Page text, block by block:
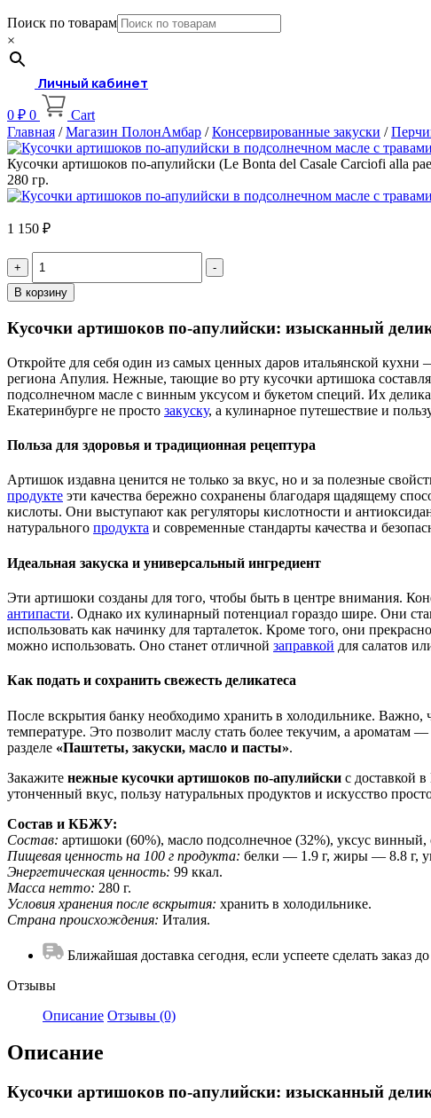
Поиск по товарам
×
Личный кабинет
0 ₽ 0
Cart
Главная /Магазин ПолонАмбар /Консервированные закуски /
Кусочки артишоков по-апулийски (Le Bonta del Casale Carciofi alla
280 гр.
1 150 ₽
Quantity
В корзину
Кусочки артишоков по-апулийски: изысканный
Откройте для себя один из самых ценных даров итальянской кухни
региона Апулия. Нежные, тающие во рту кусочки артишока
подсолнечном масле с винным уксусом и букетом специй. Их
Екатеринбурге не просто закуску, а кулинарное путешествие и
Польза для здоровья и традиционная рецептура
Артишок издавна ценится не только за вкус, но и за полезные
продукте эти качества бережно сохранены благодаря щадящему
кислоты. Они выступают как регуляторы кислотности и
натурального продукта и современные стандарты качества и
Идеальная закуска и универсальный ингредиент
Эти артишоки созданы для того, чтобы быть в центре внимания.
антипасти. Однако их кулинарный потенциал гораздо шире. Они
использовать как начинку для тарталеток. Кроме того, они
можно использовать. Оно станет отличной заправкой для салатов
Как подать и сохранить свежесть деликатеса
После вскрытия банку необходимо хранить в холодильнике.
температуре. Это позволит маслу стать более текучим, а ароматам
разделе «Паштеты, закуски, масло и пасты».
Закажите нежные кусочки артишоков по-апулийски с доставкой
утонченный вкус, пользу натуральных продуктов и искусство
Состав и КБЖУ:
Состав: артишоки (60%), масло подсолнечное (32%), уксус винный,
Пищевая ценность на 100 г продукта: белки — 1.9 г, жиры — 8.8 г,
Энергетическая ценность: 99 ккал.
Масса нетто: 280 г.
Условия хранения после вскрытия: хранить в холодильнике.
Страна происхождения: Италия.
Ближайшая доставка сегодня, если успеете сделать заказ
Отзывы
Описание Отзывы (0)
Описание
Кусочки артишоков по-апулийски: изысканный